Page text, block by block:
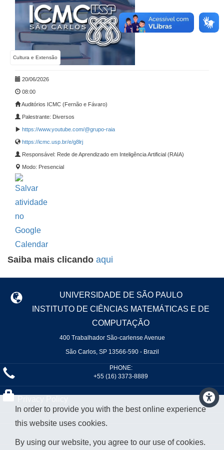
Cultura e Extensão
20/06/2026
08:00
Auditórios ICMC (Fernão e Fávaro)
Palestrante: Diversos
https://www.youtube.com/@grupo-raia
https://icmc.usp.br/e/g8lrj
Responsável: Rede de Aprendizado em Inteligência Artificial (RAIA)
Modo: Presencial
Saiba mais clicando aqui
UNIVERSIDADE DE SÃO PAULO
INSTITUTO DE CIÊNCIAS MATEMÁTICAS E DE
COMPUTAÇÃO
400 Trabalhador São-carlense Avenue
São Carlos, SP 13566-590 - Brazil
PHONE:
+55 (16) 3373-8889
In order to provide you with the best online experience
this website uses cookies.
By using our website, you agree to our use of cookies.